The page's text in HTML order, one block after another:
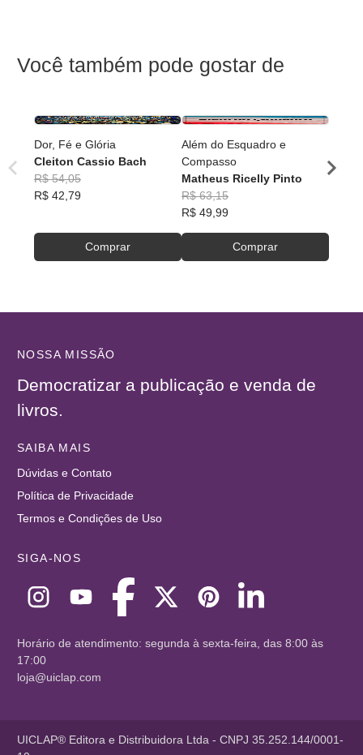
Você também pode gostar de
Dor, Fé e Glória
Cleiton Cassio Bach
R$ 54,05
R$ 42,79
Comprar
Além do Esquadro e
Compasso
Matheus Ricelly Pinto
R$ 63,15
R$ 49,99
Comprar
Fábio
R$
NOSSA MISSÃO
Democratizar a publicação e venda de
livros.
SAIBA MAIS
Dúvidas e Contato
Política de Privacidade
Termos e Condições de Uso
SIGA-NOS
Horário de atendimento: segunda à sexta-feira, das 8:00 às
17:00
loja@uiclap.com
UICLAP® Editora e Distribuidora Ltda - CNPJ 35.252.144/0001-